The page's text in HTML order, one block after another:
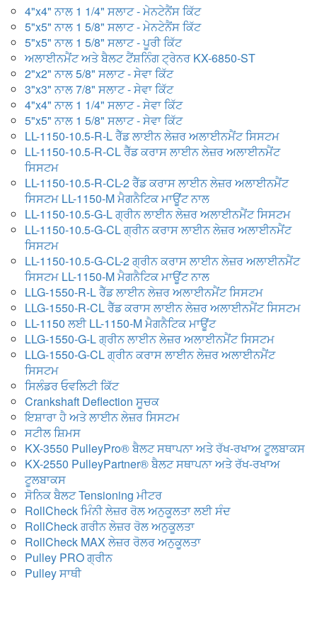
4"x4" ਨਾਲ 1 1/4" ਸਲਾਟ - ਮੇਨਟੇਨੈਂਸ ਕਿੱਟ
5"x5" ਨਾਲ 1 5/8" ਸਲਾਟ - ਮੇਨਟੇਨੈਂਸ ਕਿੱਟ
5"x5" ਨਾਲ 1 5/8" ਸਲਾਟ - ਪੂਰੀ ਕਿੱਟ
ਅਲਾਈਨਮੈਂਟ ਅਤੇ ਬੈਲਟ ਟੈਂਸ਼ਨਿੰਗ ਟ੍ਰੇਨਰ KX-6850-ST
2"x2" ਨਾਲ 5/8" ਸਲਾਟ - ਸੇਵਾ ਕਿੱਟ
3"x3" ਨਾਲ 7/8" ਸਲਾਟ - ਸੇਵਾ ਕਿੱਟ
4"x4" ਨਾਲ 1 1/4" ਸਲਾਟ - ਸੇਵਾ ਕਿੱਟ
5"x5" ਨਾਲ 1 5/8" ਸਲਾਟ - ਸੇਵਾ ਕਿੱਟ
LL-1150-10.5-R-L ਰੈੱਡ ਲਾਈਨ ਲੇਜ਼ਰ ਅਲਾਈਨਮੈਂਟ ਸਿਸਟਮ
LL-1150-10.5-R-CL ਰੈੱਡ ਕਰਾਸ ਲਾਈਨ ਲੇਜ਼ਰ ਅਲਾਈਨਮੈਂਟ
ਸਿਸਟਮ
LL-1150-10.5-R-CL-2 ਰੈੱਡ ਕਰਾਸ ਲਾਈਨ ਲੇਜ਼ਰ ਅਲਾਈਨਮੈਂਟ
ਸਿਸਟਮ LL-1150-M ਮੈਗਨੈਟਿਕ ਮਾਊਂਟ ਨਾਲ
LL-1150-10.5-G-L ਗ੍ਰੀਨ ਲਾਈਨ ਲੇਜ਼ਰ ਅਲਾਈਨਮੈਂਟ ਸਿਸਟਮ
LL-1150-10.5-G-CL ਗ੍ਰੀਨ ਕਰਾਸ ਲਾਈਨ ਲੇਜ਼ਰ ਅਲਾਈਨਮੈਂਟ
ਸਿਸਟਮ
LL-1150-10.5-G-CL-2 ਗ੍ਰੀਨ ਕਰਾਸ ਲਾਈਨ ਲੇਜ਼ਰ ਅਲਾਈਨਮੈਂਟ
ਸਿਸਟਮ LL-1150-M ਮੈਗਨੈਟਿਕ ਮਾਊਂਟ ਨਾਲ
LLG-1550-R-L ਰੈੱਡ ਲਾਈਨ ਲੇਜ਼ਰ ਅਲਾਈਨਮੈਂਟ ਸਿਸਟਮ
LLG-1550-R-CL ਰੈੱਡ ਕਰਾਸ ਲਾਈਨ ਲੇਜ਼ਰ ਅਲਾਈਨਮੈਂਟ ਸਿਸਟਮ
LL-1150 ਲਈ LL-1150-M ਮੈਗਨੈਟਿਕ ਮਾਊਂਟ
LLG-1550-G-L ਗ੍ਰੀਨ ਲਾਈਨ ਲੇਜ਼ਰ ਅਲਾਈਨਮੈਂਟ ਸਿਸਟਮ
LLG-1550-G-CL ਗ੍ਰੀਨ ਕਰਾਸ ਲਾਈਨ ਲੇਜ਼ਰ ਅਲਾਈਨਮੈਂਟ
ਸਿਸਟਮ
ਸਿਲੰਡਰ ਓਵਲਿਟੀ ਕਿੱਟ
Crankshaft Deflection ਸੂਚਕ
ਇਸ਼ਾਰਾ ਹੈ ਅਤੇ ਲਾਈਨ ਲੇਜ਼ਰ ਸਿਸਟਮ
ਸਟੀਲ ਸ਼ਿਮਸ
KX-3550 PulleyPro® ਬੈਲਟ ਸਥਾਪਨਾ ਅਤੇ ਰੱਖ-ਰਖਾਅ ਟੂਲਬਾਕਸ
KX-2550 PulleyPartner® ਬੈਲਟ ਸਥਾਪਨਾ ਅਤੇ ਰੱਖ-ਰਖਾਅ
ਟੂਲਬਾਕਸ
ਸੋਨਿਕ ਬੈਲਟ Tensioning ਮੀਟਰ
RollCheck ਮਿੰਨੀ ਲੇਜ਼ਰ ਰੋਲ ਅਨੁਕੂਲਤਾ ਲਈ ਸੰਦ
RollCheck ਗਰੀਨ ਲੇਜ਼ਰ ਰੋਲ ਅਨੁਕੂਲਤਾ
RollCheck MAX ਲੇਜ਼ਰ ਰੋਲਰ ਅਨੁਕੂਲਤਾ
Pulley PRO ਗ੍ਰੀਨ
Pulley ਸਾਥੀ